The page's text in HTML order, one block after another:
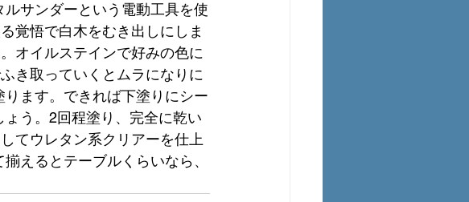
サンダーという電動工具を使
覚悟で白木をむき出しにしま
オイルステインで好みの色に
き取っていくとムラになりに
ます。できれば下塗りにシー
う。2回程塗り、完全に乾い
てウレタン系クリアーを仕上
えるとテーブルくらいなら、